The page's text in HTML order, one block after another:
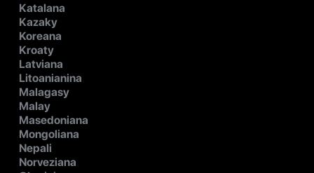
Katalana
Kazaky
Koreana
Kroaty
Latviana
Litoanianina
Malagasy
Malay
Masedoniana
Mongoliana
Nepali
Norveziana